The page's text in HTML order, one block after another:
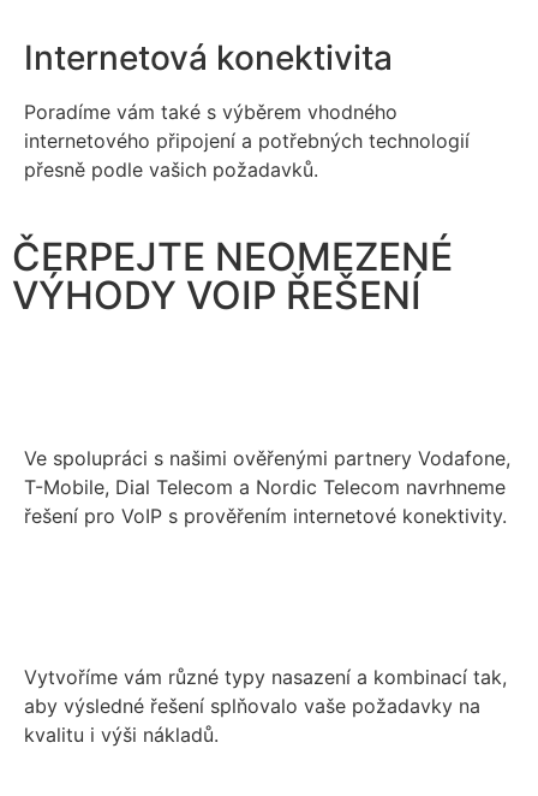
Internetová konektivita
Poradíme vám také s výběrem vhodného
internetového připojení a potřebných technologií
přesně podle vašich požadavků.
ČERPEJTE NEOMEZENÉ
VÝHODY VOIP ŘEŠENÍ
Ve spolupráci s našimi ověřenými partnery Vodafone,
T-Mobile, Dial Telecom a Nordic Telecom navrhneme
řešení pro VoIP s prověřením internetové konektivity.
Vytvoříme vám různé typy nasazení a kombinací tak,
aby výsledné řešení splňovalo vaše požadavky na
kvalitu i výši nákladů.